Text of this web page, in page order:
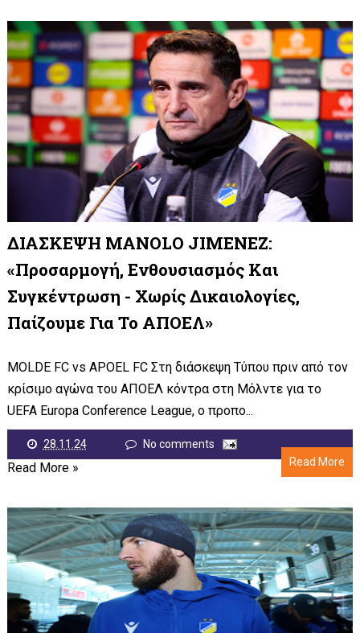
ΔΙΑΣΚΕΨΗ MANOLO JIMENEZ:
«Προσαρμογή, Ενθουσιασμός Και
Συγκέντρωση - Χωρίς Δικαιολογίες,
Παίζουμε Για Το ΑΠΟΕΛ»
MOLDE FC vs APOEL FC Στη διάσκεψη Τύπου πριν από τον
κρίσιμο αγώνα του ΑΠΟΕΛ κόντρα στη Μόλντε για το
UEFA Europa Conference League, ο προπο...
28.11.24
No comments
Read More
Read More »